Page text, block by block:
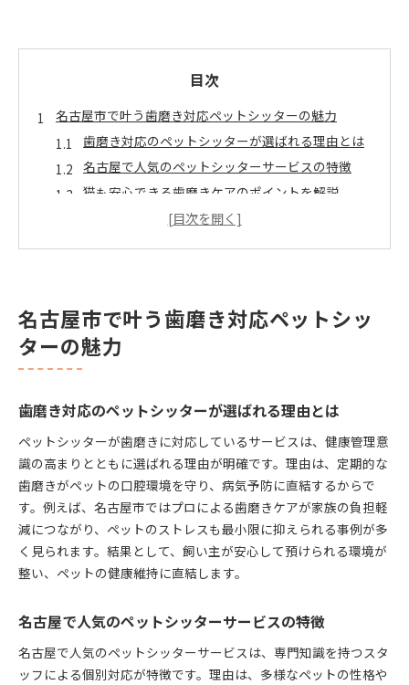
目次
名古屋市で叶う歯磨き対応ペットシッターの魅力
歯磨き対応のペットシッターが選ばれる理由とは
名古屋で人気のペットシッターサービスの特徴
猫も安心できる歯磨きケアのポイントを解説
ペットシッターで実現する健康管理のコツ
歯磨き対応ペットシッターの見極め方とポイント
ペットの健康を守るシッター選びの基準とは
名古屋市近郊で注目のペットシッター事情
歯磨きで差がつくペットシッターサービス比較
名古屋市のペットシッター利用時の注意点
愛知県でペットシッターを頼むなら歯磨きも安心
歯磨きも任せられるペットシッターの強み
名古屋近郊で選びたいシッターの条件
猫の歯磨きが得意なペットシッターの特徴
歯磨き対応のペットシッター口コミ活用術
信頼できるペットシッターを選ぶ際のポイント
猫も安心できる名古屋市の歯磨きケア方法
名古屋市で叶う歯磨き対応ペットシッ
ターの魅力
歯磨き対応のペットシッターが選ばれる理由とは
ペットシッターが歯磨きに対応しているサービスは、健康管理意
識の高まりとともに選ばれる理由が明確です。理由は、定期的な
歯磨きがペットの口腔環境を守り、病気予防に直結するからで
す。例えば、名古屋市ではプロによる歯磨きケアが家族の負担軽
減につながり、ペットのストレスも最小限に抑えられる事例が多
く見られます。結果として、飼い主が安心して預けられる環境が
整い、ペットの健康維持に直結します。
名古屋で人気のペットシッターサービスの特徴
名古屋で人気のペットシッターサービスは、専門知識を持つスタ
ッフによる個別対応が特徴です。理由は、多様なペットの性格や